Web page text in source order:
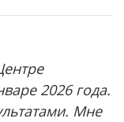
2026 года.
Мне